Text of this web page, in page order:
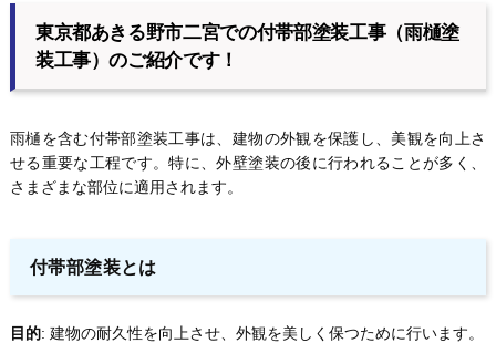
東京都あきる野市二宮での付帯部塗装工事（雨樋塗
装工事）のご紹介です！
雨樋を含む付帯部塗装工事は、建物の外観を保護し、美観を向上さ
せる重要な工程です。特に、外壁塗装の後に行われることが多く、
さまざまな部位に適用されます。
付帯部塗装とは
目的: 建物の耐久性を向上させ、外観を美しく保つために行います。